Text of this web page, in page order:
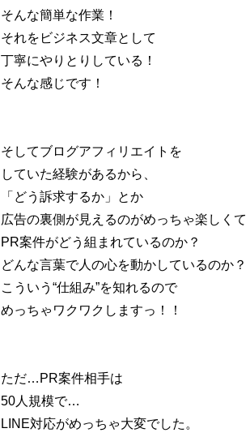
そんな簡単な作業！
それをビジネス文章として
丁寧にやりとりしている！
そんな感じです！
そしてブログアフィリエイトを
していた経験があるから、
「どう訴求するか」とか
広告の裏側が見えるのがめっちゃ楽しくて
PR案件がどう組まれているのか？
どんな言葉で人の心を動かしているのか？
こういう“仕組み”を知れるので
めっちゃワクワクしますっ！！
ただ…PR案件相手は
50人規模で…
LINE対応がめっちゃ大変でした。